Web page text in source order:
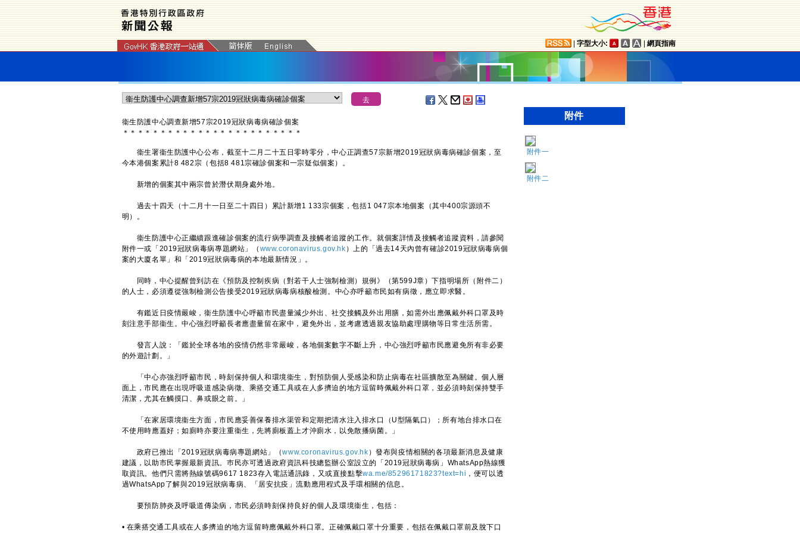
字型大小: 網頁指南
衞生防護中心調查新增57宗2019冠狀病毒病確診個案
＊ ＊ ＊ ＊ ＊ ＊ ＊ ＊ ＊ ＊ ＊ ＊ ＊ ＊ ＊ ＊ ＊ ＊ ＊ ＊ ＊ ＊ ＊ ＊
衞生署衞生防護中心公布，截至十二月二十五日零時零分，中心正調查57宗新增2019冠狀病毒病確診個案，至
今本港個案累計8 482宗（包括8 481宗確診個案和一宗疑似個案）。
新增的個案其中兩宗曾於潛伏期身處外地。
過去十四天（十二月十一日至二十四日）累計新增1 133宗個案，包括1 047宗本地個案（其中400宗源頭不
明）。
衞生防護中心正繼續跟進確診個案的流行病學調查及接觸者追蹤的工作。就個案詳情及接觸者追蹤資料，請參閱
附件一或「2019冠狀病毒病專題網站」（ www.coronavirus.gov.hk ）上的「過去14天內曾有確診2019冠狀病毒病個
案的大廈名單」和「2019冠狀病毒病的本地最新情況」。
同時，中心提醒曾到訪在《預防及控制疾病（對若干人士強制檢測）規例》（第599J章）下指明場所（附件二）
的人士，必須遵從強制檢測公告接受2019冠狀病毒病核酸檢測。中心亦呼籲市民如有病徵，應立即求醫。
有鑑近日疫情嚴峻，衞生防護中心呼籲市民盡量減少外出、社交接觸及外出用膳，如需外出應佩戴外科口罩及時
刻注意手部衞生。中心強烈呼籲長者應盡量留在家中，避免外出，並考慮透過親友協助處理購物等日常生活所需。
發言人說：「鑑於全球各地的疫情仍然非常嚴峻，各地個案數字不斷上升，中心強烈呼籲市民應避免所有非必要
的外遊計劃。」
「中心亦強烈呼籲市民，時刻保持個人和環境衞生，對預防個人受感染和防止病毒在社區擴散至為關鍵。個人層
面上，市民應在出現呼吸道感染病徵、乘搭交通工具或在人多擠迫的地方逗留時佩戴外科口罩，並必須時刻保持雙手
清潔，尤其在觸摸口、鼻或眼之前。」
「在家居環境衞生方面，市民應妥善保養排水渠管和定期把清水注入排水口（U型隔氣口）；所有地台排水口在
不使用時應蓋好；如廁時亦要注重衞生，先將廁板蓋上才沖廁水，以免散播病菌。」
政府已推出「2019冠狀病毒病專題網站」（www.coronavirus.gov.hk ）發布與疫情相關的各項最新消息及健康
建議，以助市民掌握最新資訊。巿民亦可透過政府資訊科技總監辦公室設立的「2019冠狀病毒病」WhatsApp熱線獲
取資訊。他們只需將熱線號碼9617 1823存入電話通訊錄，又或直接點擊wa.me/85296171823?text=hi ，便可以透
過WhatsApp了解與2019冠狀病毒病、「居安抗疫」流動應用程式及手環相關的信息。
要預防肺炎及呼吸道傳染病，市民必須時刻保持良好的個人及環境衞生，包括：
• 在乘搭交通工具或在人多擠迫的地方逗留時應佩戴外科口罩。正確佩戴口罩十分重要，包括在佩戴口罩前及脫下口
附件
附件一
附件二